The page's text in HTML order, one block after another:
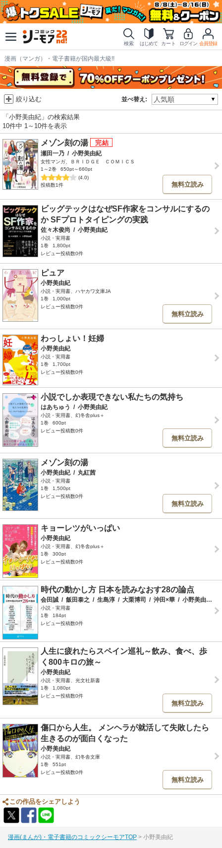
検索 はじめて カート ログイン 会員登録
漫画（マンガ）・電子書籍が国内最大級!!
並べ替え:
絞り込む
「小野美由紀」の検索結果
10件中 1～10件を表示
メゾン刻の湯
瀬田一乃 / 小野美由紀
女性マンガ、ＢＲＩＤＧＥ ＣＯＭＩＣＳ
1～2巻
650pt～660pt
(4.0)
投稿数1件
無料立読み
ビッグテックはなぜSF作家をコンサルにするの
か SFプロトタイピングの実践
佐々木俊尚 / 小野美由紀
小説・実用書
1巻
1,800pt
レビュー投稿数0件
ピュア
小野美由紀
小説・実用書、ハヤカワ文庫JA
1巻
1,000pt
レビュー投稿数0件
無料立読み
わっしょい！妊婦
小野美由紀
小説・実用書
1巻
1,700pt
レビュー投稿数0件
小説でしか表現できない私たちの気持ち
はあちゅう / 小野美由紀
小説・実用書、幻冬舎plus＋
1巻
600pt
レビュー投稿数0件
無料立読み
メゾン刻の湯
小野美由紀 / 丸紅茜
小説・実用書
1巻
1,500pt
レビュー投稿数0件
無料立読み
キョーレツがいっぱい
小野美由紀
小説・実用書、幻冬舎plus＋
1巻
300pt
レビュー投稿数0件
時代の動かし方 日本を読みなおす28の論点
会田誠 / 飯田泰之 / 生島淳 / 大栗博司 / 沖田×華 / 小野美由紀
小説・実用書
1巻
184pt
レビュー投稿数0件
人生に疲れたらスペイン巡礼～飲み、食べ、歩
く800キロの旅～
小野美由紀
小説・実用書、光文社新書
1巻
1,080pt
レビュー投稿数0件
無料立読み
傷口から人生。 メンヘラが就活して失敗したら
生きるのが面白くなった
小野美由紀
小説・実用書、幻冬舎文庫
1巻
551pt
レビュー投稿数0件
無料立読み
この作品をシェアしよう
漫画(まんが)・電子書籍のコミックシーモアTOP 小野美由紀